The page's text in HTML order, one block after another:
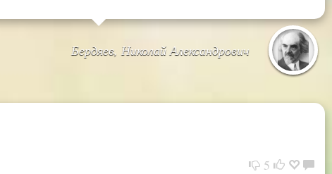
Бердяев, Николай Александрович
5